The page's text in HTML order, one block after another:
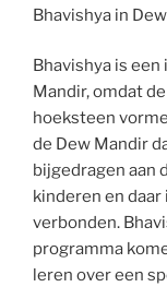
Bhavishya in
Bhavishya is
Mandir, omdat
hoeksteen
de Dew Mandir
bijgedragen aan
kinderen en daar
verbonden.
programma
leren over een